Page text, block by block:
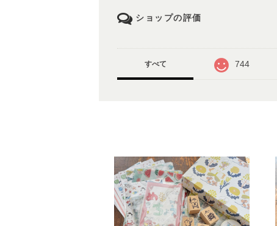
ショップの評価
すべて 744